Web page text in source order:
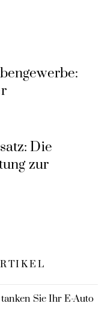
Die
zur
Sie Ihr E-Auto